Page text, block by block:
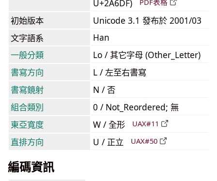
U+2A6DF)
PDF表格
初始版本
Unicode 3.1 發布於 2001/03
文字語系
Han
一般分類
Lo / 其它字母 (Other_Letter)
書寫方向
L / 左至右書寫
書寫鏡射
N / 否
組合類別
0 / Not_Reordered; 無
東亞寬度
W / 全形 UAX#11
直排方向 U / 正立 UAX#50
編碼資訊